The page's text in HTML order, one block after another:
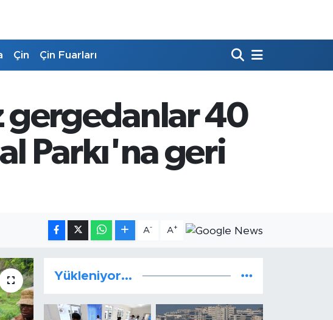
Çin Çin Fuarları
gergedanlar 40
Parkı'na geri
A- A+
Yükleniyor...